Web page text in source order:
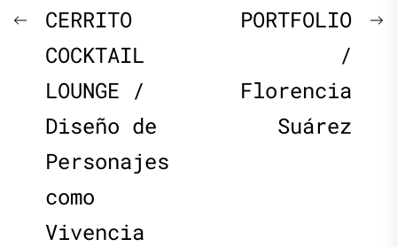
Navegación
de
entradas
Previous
post:
CERRITO
COCKTAIL
LOUNGE /
Diseño de
Personajes
como
Vivencia
PORTFOLIO
/
Florencia
Suárez